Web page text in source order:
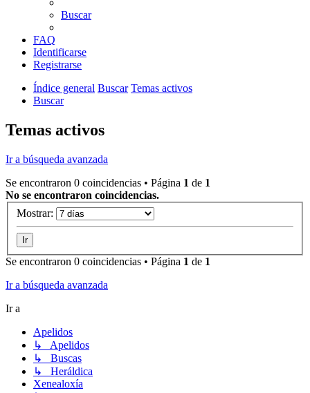
Buscar
FAQ
Identificarse
Registrarse
Índice general Buscar Temas activos
Buscar
Temas activos
Ir a búsqueda avanzada
Se encontraron 0 coincidencias • Página 1 de 1
No se encontraron coincidencias.
Mostrar:
Se encontraron 0 coincidencias • Página 1 de 1
Ir a búsqueda avanzada
Ir a
Apelidos
↳ Apelidos
↳ Buscas
↳ Heráldica
Xenealoxía